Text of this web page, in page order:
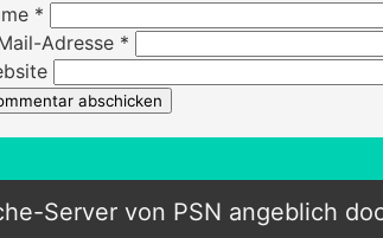
*
Adresse *
Server von PSN angeblich